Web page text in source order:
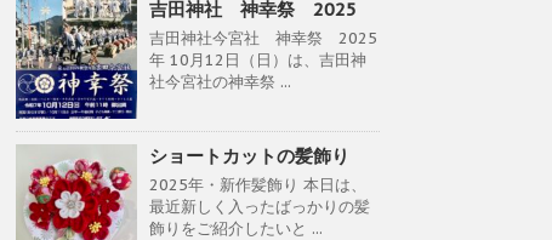
吉田神社 神幸祭 2025
吉田神社今宮社 神幸祭 2025
年 10月12日（日）は、吉田神
社今宮社の神幸祭 ...
ショートカットの髪飾り
2025年・新作髪飾り 本日は、
最近新しく入ったばっかりの髪
飾りをご紹介したいと ...